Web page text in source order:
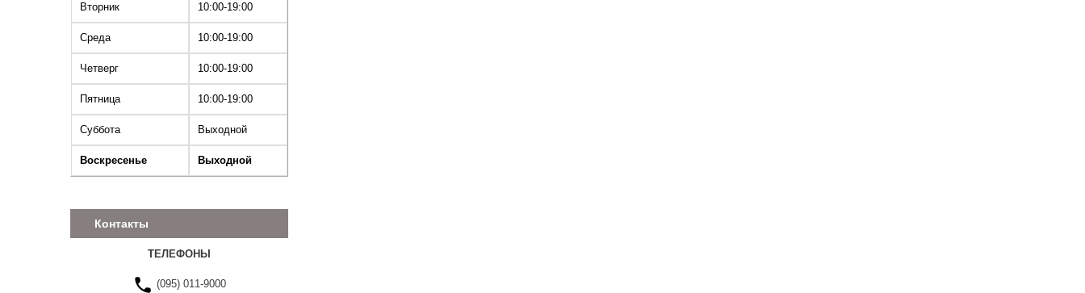
Вторник 10:00-19:00
Среда 10:00-19:00
Четверг 10:00-19:00
Пятница 10:00-19:00
Суббота Выходной
Воскресенье Выходной
Контакты
ТЕЛЕФОНЫ
(095) 011-9000